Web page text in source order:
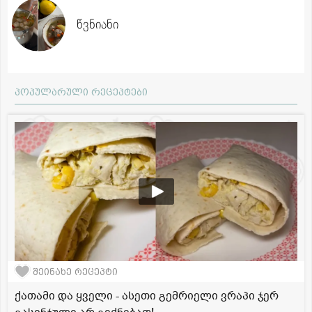
წვნიანი
პოპულარული რეცეპტები
შეინახე რეცეპტი
ქათამი და ყველი - ასეთი გემრიელი ვრაპი ჯერ